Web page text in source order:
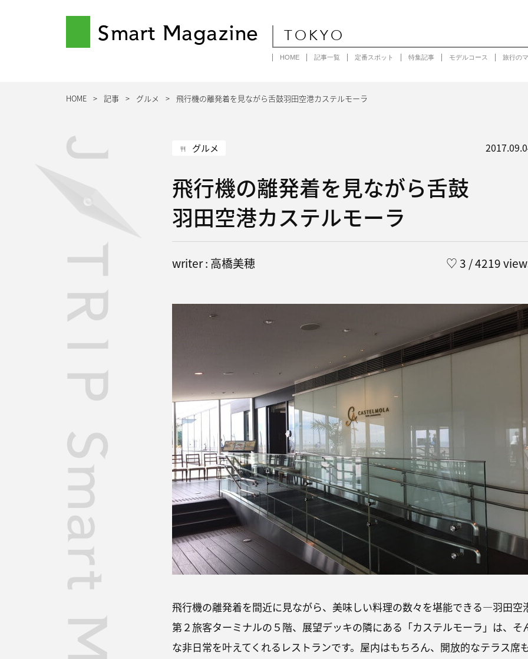
Smart Magazine TOKYO
HOME 記事一覧 定番スポット 特集記事 モデルコース 旅行の
HOME 記事 グルメ 飛行機の離発着を見ながら舌鼓羽田空港カステルモーラ
グルメ
飛行機の離発着を見ながら舌鼓
羽田空港カステルモーラ
writer : 高橋美穂 ♡3 / 4219
飛行機の離発着を間近に見ながら、美味しい料理の数々を堪能できる―羽田空
第２旅客ターミナルの５階、展望デッキの隣にある「カステルモーラ」は、そ
な非日常を叶えてくれるレストランです。屋内はもちろん、開放的なテラス席